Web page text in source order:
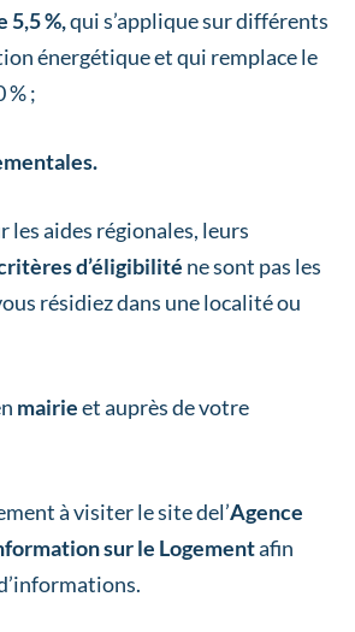
5,5 %,qui s’applique sur différents
énergétique et qui remplace le
% ;
les aides régionales, leurs
d’éligibilité ne sont pas les
résidiez dans une localité ou
mairieet auprès de votre
à visiter le site del’Agence
sur le Logementafin